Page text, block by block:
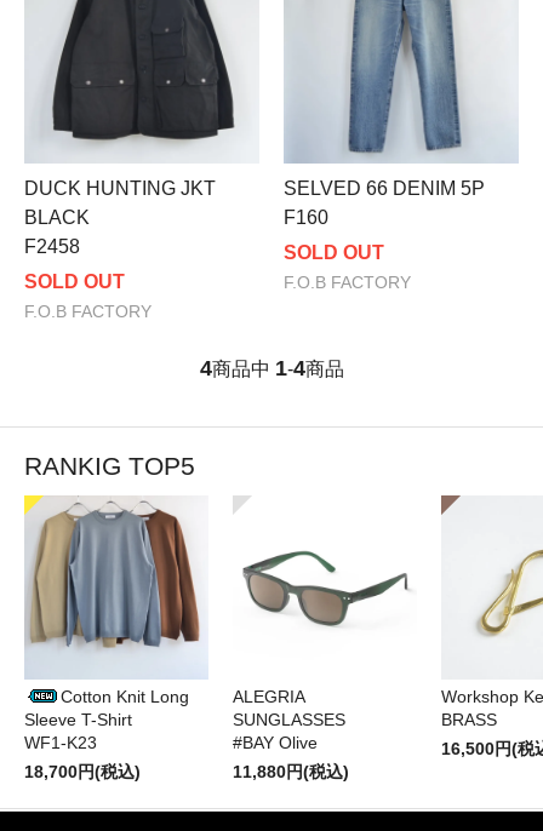
DUCK HUNTING JKT
BLACK
F2458
SOLD OUT
F.O.B FACTORY
SELVED 66 DENIM 5P
F160
SOLD OUT
F.O.B FACTORY
4商品中 1-4商品
RANKIG TOP5
Cotton Knit Long
Sleeve T-Shirt
WF1-K23
18,700円(税込)
ALEGRIA
SUNGLASSES
#BAY Olive
11,880円(税込)
Workshop
BRASS
16,500円(税